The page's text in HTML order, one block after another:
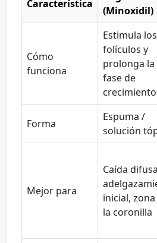
Característica
(Minoxidil)
Cómo
funciona
Estimula los
folículos y
prolonga la
fase de
crecimiento
Forma
Espuma /
solución
Mejor para
Caída
inicial,
la coronilla